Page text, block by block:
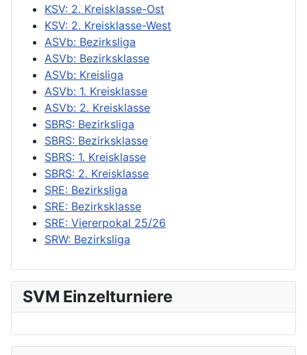
KSV: 2. Kreisklasse-Ost
KSV: 2. Kreisklasse-West
ASVb: Bezirksliga
ASVb: Bezirksklasse
ASVb: Kreisliga
ASVb: 1. Kreisklasse
ASVb: 2. Kreisklasse
SBRS: Bezirksliga
SBRS: Bezirksklasse
SBRS: 1. Kreisklasse
SBRS: 2. Kreisklasse
SRE: Bezirksliga
SRE: Bezirksklasse
SRE: Viererpokal 25/26
SRW: Bezirksliga
SVM Einzelturniere